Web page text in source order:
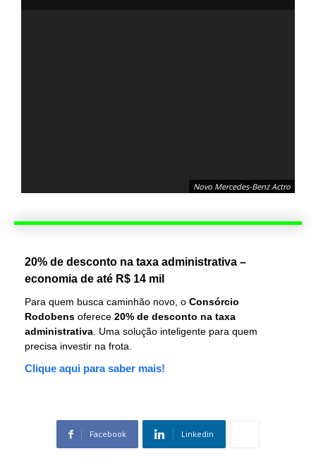
Novo Mercedes-Benz Actro
20% de desconto na taxa administrativa –
economia de até R$ 14 mil
Para quem busca caminhão novo, o Consórcio
Rodobens oferece 20% de desconto na taxa
administrativa . Uma solução inteligente para quem
precisa investir na frota.
Clique aqui para saber mais!
Facebook Linkedin